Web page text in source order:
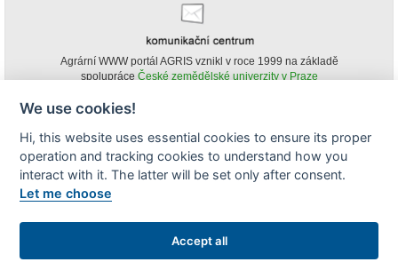
Agrární WWW portál AGRIS vznikl v roce 1999 na základě
spolupráce České zemědělské univerzity v Praze
obsahu agrárního WWW portálu AGRIS je možné
(pokud není uvedeno jinak) pouze za podmínky uvedení zdroje v podobě
www.agris.cz a data publikace v AGRISu.
We use cookies!
Hi, this website uses essential cookies to ensure its proper
operation and tracking cookies to understand how you
interact with it. The latter will be set only after consent.
Let me choose
Accept all